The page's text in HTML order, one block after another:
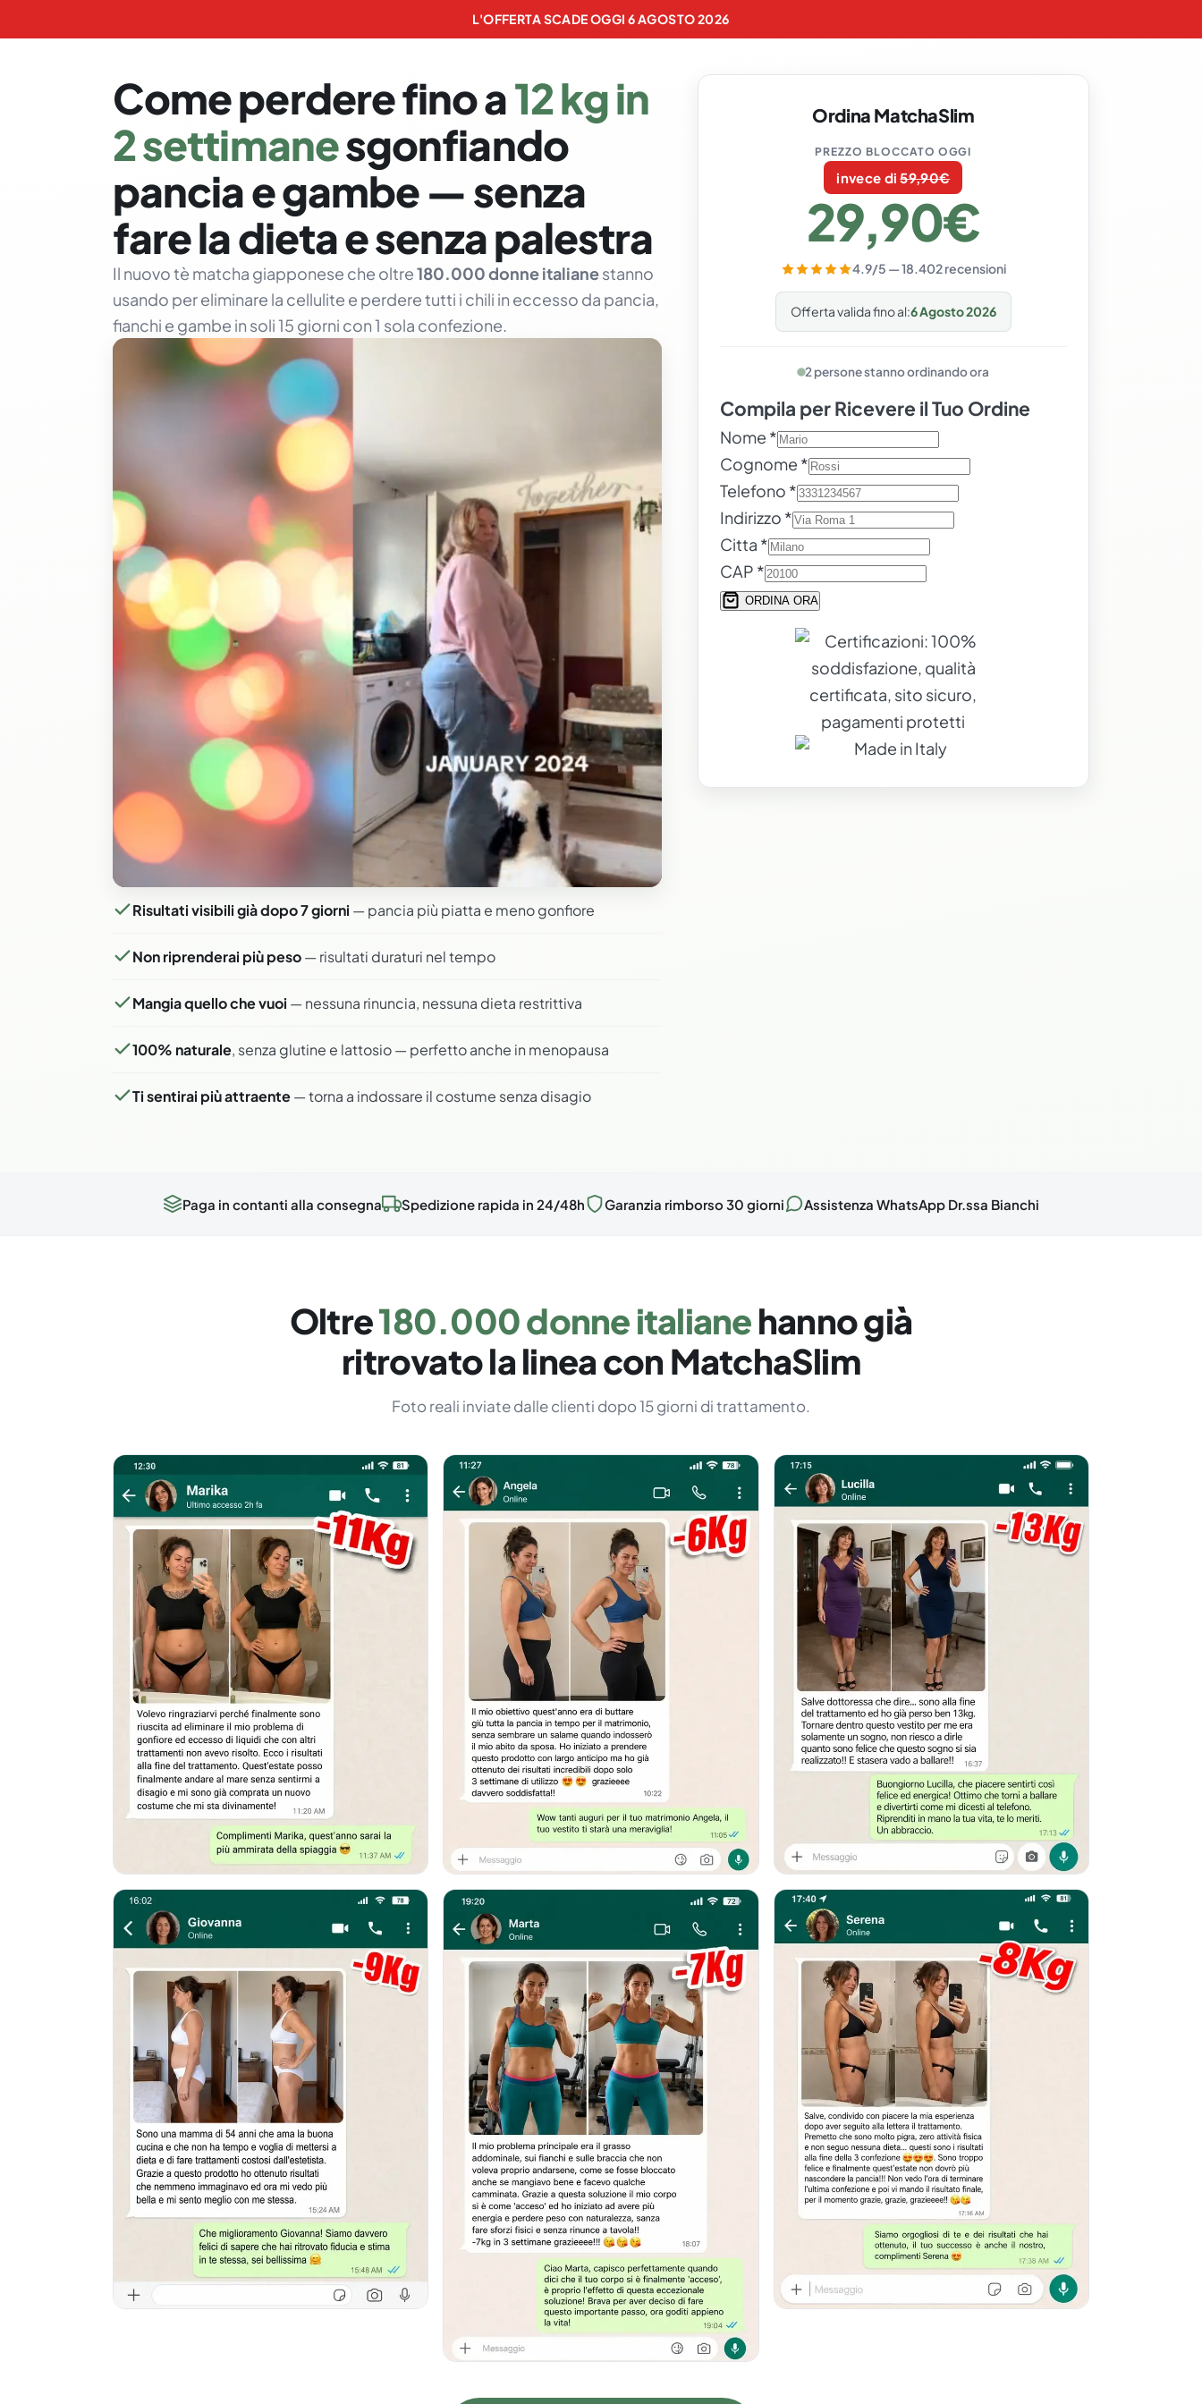
L'OFFERTA SCADE OGGI6 AGOSTO 2026
Come perdere fino a12 kg in
2 settimanesgonfiando
pancia e gambe — senza
fare la dieta e senza palestra
Il nuovo tè matcha giapponese che oltre180.000 donne italianestanno
usando per eliminare la cellulite e perdere tutti i chili in eccesso da pancia,
fianchi e gambe in soli 15 giorni con 1 sola confezione.
Risultati visibili già dopo 7 giorni — pancia più piatta e meno gonfiore
Non riprenderai più peso— risultati duraturi nel tempo
Mangia quello che vuoi — nessuna rinuncia, nessuna dieta restrittiva
100% naturale, senza glutine e lattosio — perfetto anche in menopausa
Ti sentirai più attraente— torna a indossare il costume senza disagio
Ordina MatchaSlim
PREZZO BLOCCATO OGGI
invece di59,90€
29,90€
4.9/5 — 18.402 recensioni
Offerta valida fino al:6 Agosto 2026
2 persone stanno ordinando ora
Compila per Ricevere il Tuo Ordine
Nome *
Cognome *
Telefono *
Indirizzo *
Citta *
CAP *
ORDINA ORA
Paga in contanti alla consegna Spedizione rapida in 24/48h Garanzia rimborso 30 giorni Assistenza WhatsApp Dr.ssa Bianchi
Oltre180.000 donne italianehanno già
ritrovato la linea con MatchaSlim
Foto reali inviate dalle clienti dopo 15 giorni di trattamento.